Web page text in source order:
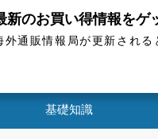
情報局
クーポンは今朝で終了してし
基礎知識
新のお買い得情報をゲ
外通販情報局が更新され